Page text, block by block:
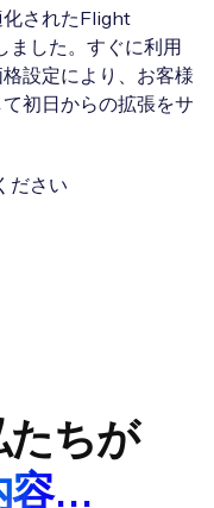
化されたFlight
ました。すぐに利用
設定により、お客様
初日からの拡張をサ
ださい
たちが
容...